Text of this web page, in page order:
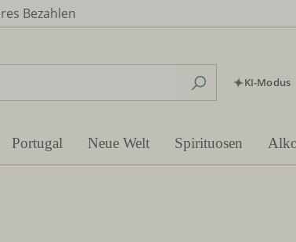
Bezahlen
KI-Modus
Portugal Neue Welt Spirituosen